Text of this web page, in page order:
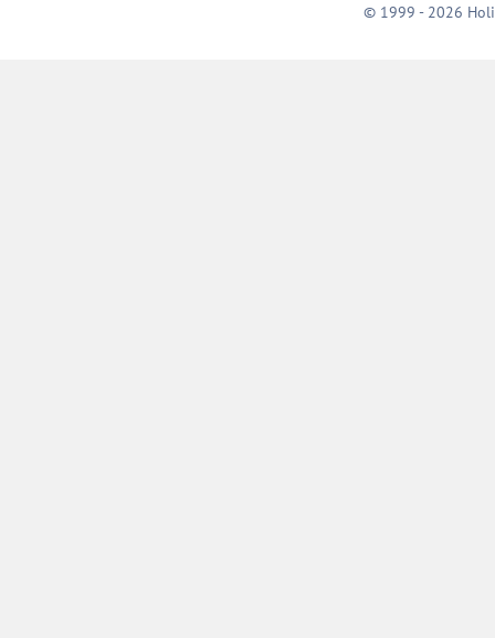
© 1999 - 2026